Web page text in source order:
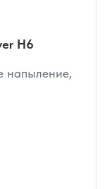
H6
напыление,